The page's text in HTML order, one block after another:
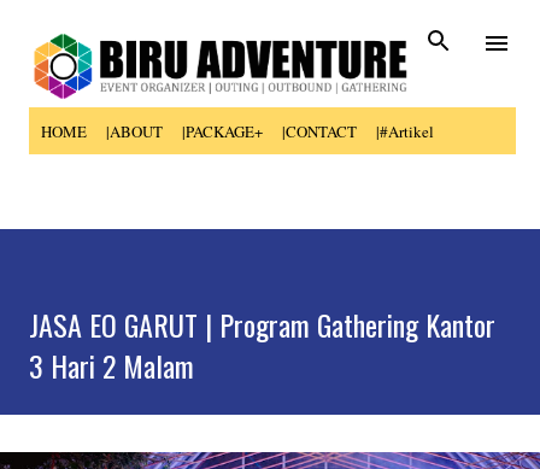
HOME |ABOUT |PACKAGE+ |CONTACT |#Artikel
JASA EO GARUT | Program Gathering Kantor
3 Hari 2 Malam